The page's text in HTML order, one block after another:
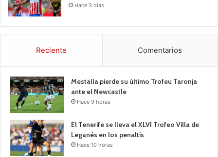
Hace 3 días
Reciente Comentarios
Mestalla pierde su último Trofeu Taronja
ante el Newcastle
Hace 9 horas
El Tenerife se lleva el XLVI Trofeo Villa de
Leganés en los penaltis
Hace 10 horas